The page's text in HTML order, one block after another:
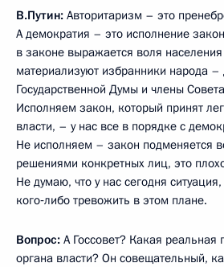
В.Путин: Авторитаризм – это
А демократия – это исполнение
в законе выражается воля
материализуют избранники народа –
Государственной Думы и члены
Исполняем закон, который принят
власти, – у нас все в порядке с
Не исполняем – закон подменяется
решениями конкретных лиц, это
Не думаю, что у нас сегодня
кого‑либо тревожить в этом плане.
Вопрос: А Госсовет? Какая реальная
органа власти? Он совещательный,